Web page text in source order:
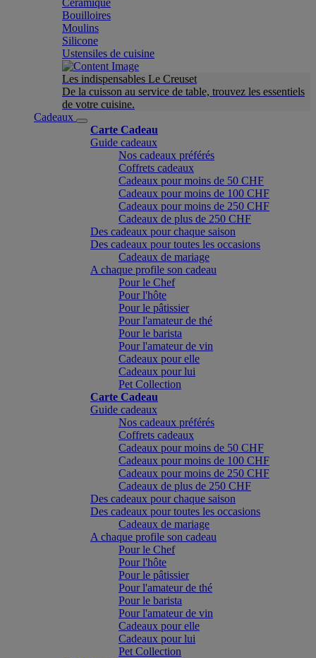
Céramique
Bouilloires
Moulins
Silicone
Ustensiles de cuisine
Les indispensables Le Creuset
De la cuisson au service de table, trouvez les essentiels
de votre cuisine.
Cadeaux
Carte Cadeau
Guide cadeaux
Nos cadeaux préférés
Coffrets cadeaux
Cadeaux pour moins de 50 CHF
Cadeaux pour moins de 100 CHF
Cadeaux pour moins de 250 CHF
Cadeaux de plus de 250 CHF
Des cadeaux pour chaque saison
Des cadeaux pour toutes les occasions
Cadeaux de mariage
A chaque profile son cadeau
Pour le Chef
Pour l'hôte
Pour le pâtissier
Pour l'amateur de thé
Pour le barista
Pour l'amateur de vin
Cadeaux pour elle
Cadeaux pour lui
Pet Collection
Carte Cadeau
Guide cadeaux
Nos cadeaux préférés
Coffrets cadeaux
Cadeaux pour moins de 50 CHF
Cadeaux pour moins de 100 CHF
Cadeaux pour moins de 250 CHF
Cadeaux de plus de 250 CHF
Des cadeaux pour chaque saison
Des cadeaux pour toutes les occasions
Cadeaux de mariage
A chaque profile son cadeau
Pour le Chef
Pour l'hôte
Pour le pâtissier
Pour l'amateur de thé
Pour le barista
Pour l'amateur de vin
Cadeaux pour elle
Cadeaux pour lui
Pet Collection